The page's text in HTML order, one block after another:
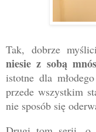
Tak, dobrze
niesie z sobą
istotne dla
przede wszystkim
nie sposób się